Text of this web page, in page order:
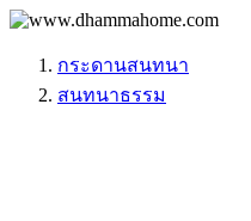
กระดานสนทนา
สนทนาธรรม